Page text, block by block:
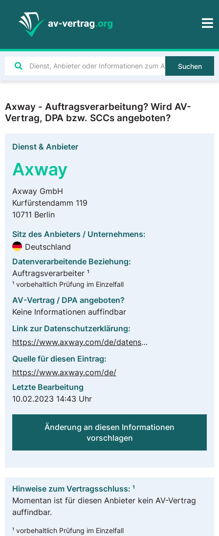
Suchen
Axway - Auftragsverarbeitung? Wird AV-
Vertrag, DPA bzw. SCCs angeboten?
Dienst & Anbieter
Axway
Axway GmbH
Kurfürstendamm 119
10711 Berlin
Sitz des Anbieters / Unternehmens:
Deutschland
Datenverarbeitende Beziehung:
Auftragsverarbeiter ¹
¹ vorbehaltlich Prüfung im Einzelfall
AV-Vertrag / DPA angeboten?
Keine Informationen auffindbar
Link zur Datenschutzerklärung:
https://www.axway.com/de/datenschutzerklarung
Quelle für diesen Eintrag:
https://www.axway.com/de/
Letzte Bearbeitung
10.02.2023 14:43 Uhr
Änderung an diesen Informationen
vorschlagen
Hinweise zum Vertragsschluss: ¹
Momentan ist für diesen Anbieter kein AV-Vertrag
auffindbar.
¹ vorbehaltlich Prüfung im Einzelfall